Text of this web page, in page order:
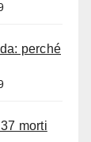
perché
morti